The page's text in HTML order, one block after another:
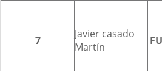
7
Javier casado
Martín